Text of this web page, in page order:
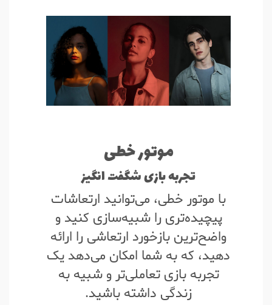
موتور خطی
تجربه بازی شگفت انگیز
با موتور خطی، می‌توانید ارتعاشات
پیچیده‌تری را شبیه‌سازی کنید و
واضح‌ترین بازخورد ارتعاشی را ارائه
دهید، که به شما امکان می‌دهد یک
تجربه بازی تعاملی‌تر و شبیه به
زندگی داشته باشید.